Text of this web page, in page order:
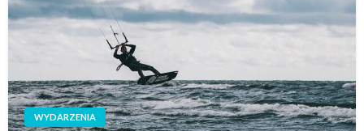
WYDARZENIA